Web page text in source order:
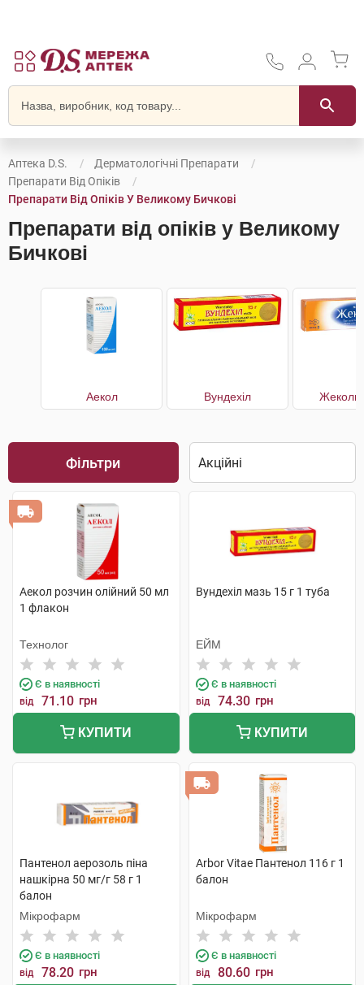
Аптека D.S.
Дерматологічні Препарати
Препарати Від Опіків
Препарати Від Опіків У Великому Бичкові
Препарати від опіків у Великому
Бичкові
Аекол Вундехіл Жеколь
Фільтри
Аекол розчин олійний 50 мл
1 флакон
Технолог
Є в наявності
від 71.10 грн
КУПИТИ
Вундехіл мазь 15 г 1 туба
ЕЙМ
Є в наявності
від 74.30 грн
КУПИТИ
Пантенол аерозоль піна
нашкірна 50 мг/г 58 г 1
балон
Мікрофарм
Є в наявності
від 78.20 грн
Arbor Vitae Пантенол 116 г 1
балон
Мікрофарм
Є в наявності
від 80.60 грн